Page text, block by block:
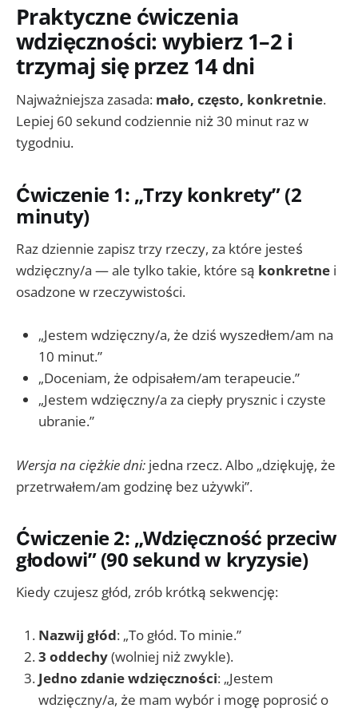
Praktyczne ćwiczenia
wdzięczności: wybierz 1–2 i
trzymaj się przez 14 dni
Najważniejsza zasada: mało, często, konkretnie.
Lepiej 60 sekund codziennie niż 30 minut raz w
tygodniu.
Ćwiczenie 1: „Trzy konkrety” (2
minuty)
Raz dziennie zapisz trzy rzeczy, za które jesteś
wdzięczny/a — ale tylko takie, które są konkretne i
osadzone w rzeczywistości.
„Jestem wdzięczny/a, że dziś wyszedłem/am na
10 minut.”
„Doceniam, że odpisałem/am terapeucie.”
„Jestem wdzięczny/a za ciepły prysznic i czyste
ubranie.”
Wersja na ciężkie dni: jedna rzecz. Albo „dziękuję, że
przetrwałem/am godzinę bez używki”.
Ćwiczenie 2: „Wdzięczność przeciw
głodowi” (90 sekund w kryzysie)
Kiedy czujesz głód, zrób krótką sekwencję:
Nazwij głód: „To głód. To minie.”
3 oddechy(wolniej niż zwykle).
Jedno zdanie wdzięczności: „Jestem
wdzięczny/a, że mam wybór i mogę poprosić o